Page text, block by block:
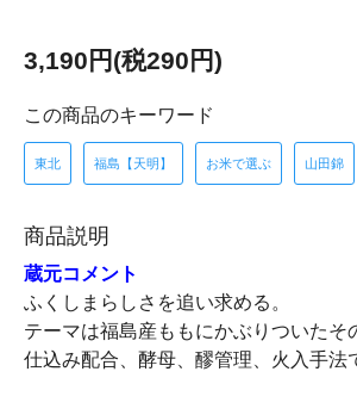
3,190円(税290円)
この商品のキーワード
東北 福島【天明】 お米で選ぶ 山田錦
商品説明
蔵元コメント
ふくしまらしさを追い求める。
テーマは福島産ももにかぶりついたそ
仕込み配合、酵母、醪管理、火入手法